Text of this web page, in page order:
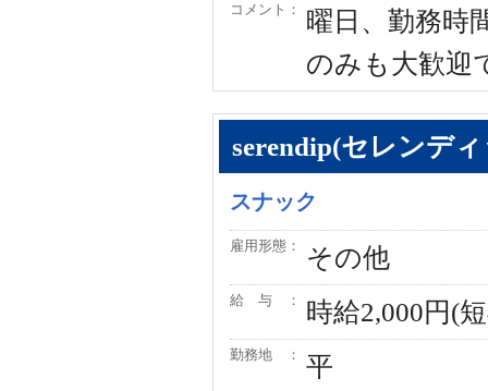
コメント：
曜日、勤務時
のみも大歓迎
serendip(セレンデ
スナック
雇用形態： その他
給 与 ： 時給2,000円(
勤務地 ： 平